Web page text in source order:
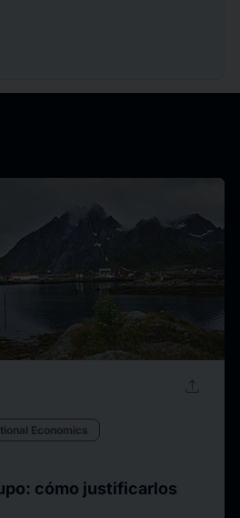
upload
Economics
cómo justificarlos